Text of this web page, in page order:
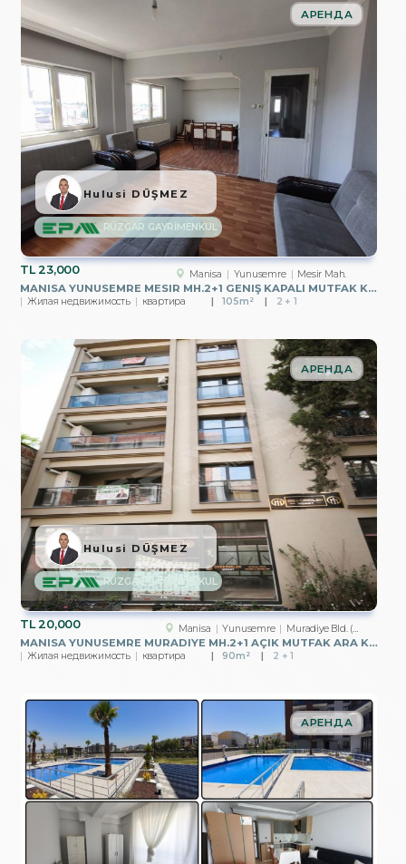
TL23,000 Manisa Yunusemre Mesir Mah.
MANISA YUNUSEMRE MESIR MH.2+1 GENIŞ KAPALI MUTFAK KIRALIK DAIRE
АРЕНДА
Жилая недвижимость квартира 105m² 2 + 1
RÜZGAR GAYRİMENKUL
Hulusi DÜŞMEZ
TL20,000 Manisa Yunusemre Muradiye Bld. (Atatürk Mah.)
MANISA YUNUSEMRE MURADIYE MH.2+1 AÇIK MUTFAK ARA KAT SIFIR DAIRE
АРЕНДА
Жилая недвижимость квартира 90m² 2 + 1
RÜZGAR GAYRİMENKUL
Hulusi DÜŞMEZ
АРЕНДА